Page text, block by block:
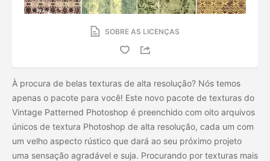
SOBRE AS LICENÇAS
À procura de belas texturas de alta resolução? Nós temos
apenas o pacote para você! Este novo pacote de texturas do
Vintage Patterned Photoshop é preenchido com oito arquivos
únicos de textura Photoshop de alta resolução, cada um com
um velho aspecto rústico que dará ao seu próximo projeto
uma sensação agradável e suja. Procurando por texturas mais